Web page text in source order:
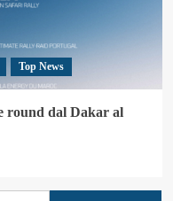
Top News
round dal Dakar al